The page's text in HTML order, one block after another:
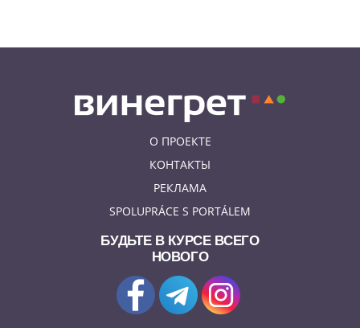
О ПРОЕКТЕ
КОНТАКТЫ
РЕКЛАМА
SPOLUPRÁCE S PORTÁLEM
БУДЬТЕ В КУРСЕ ВСЕГО
НОВОГО